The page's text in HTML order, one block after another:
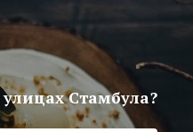
Стамбула?